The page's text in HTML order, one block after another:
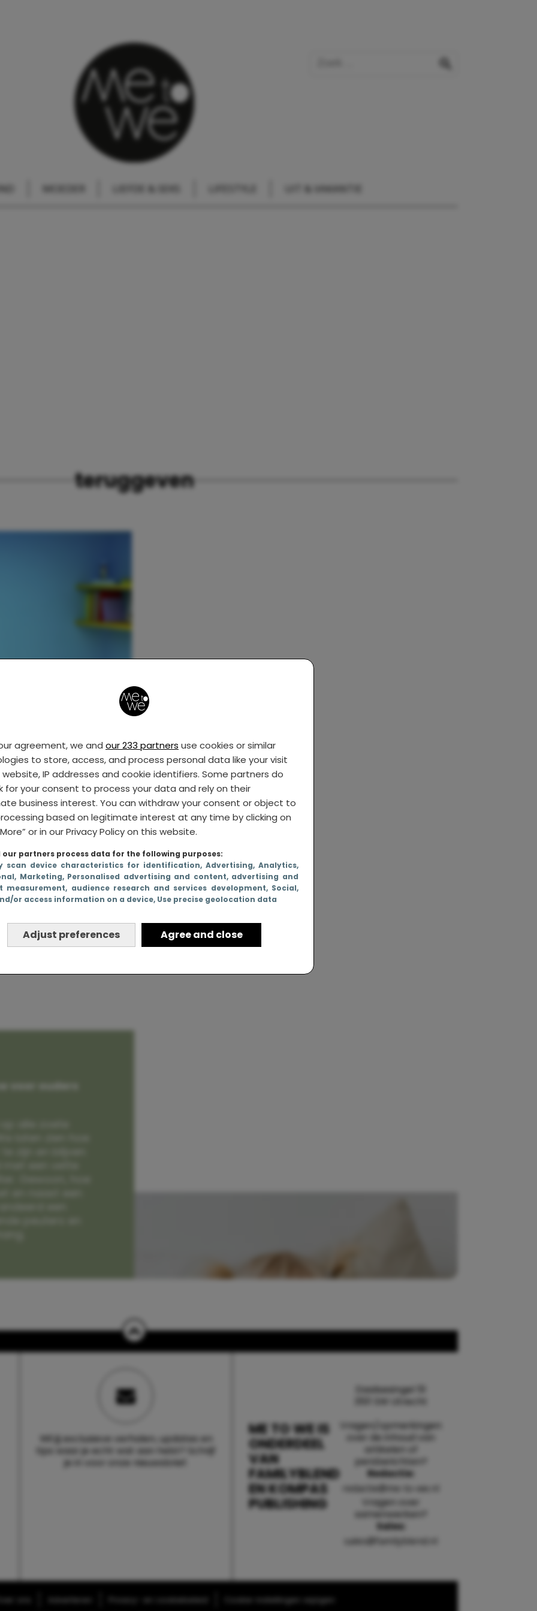
agreement, we and our 233 partners use cookies or similar
to store, access, and process personal data like your visit
IP addresses and cookie identifiers. Some partners do
for your consent to process your data and rely on their
business interest. You can withdraw your consent or object to
based on legitimate interest at any time by clicking on
or in our Privacy Policy on this website.
our partners process data for the following purposes:
scan device characteristics for identification, Advertising, Analytics,
, Marketing, Personalised advertising and content, advertising and
measurement, audience research and services development, Social,
or access information on a device, Use precise geolocation data
Adjust preferences Agree and close
MOEDER LIEFDE & SEKS UIT & VAKANTIE
teruggeven
2-
gaf
later
voor ouders
Wil jij exclusieve verhalen, updates en
tips waar je echt wat aan hebt? Schrijf
je in voor onze nieuwsbrief.
ME TO WE IS
ONDERDEEL
VAN
FAMILYBLEND
EN KOMPAS
PUBLISHING
Daalsesingel 51
3511 SW Utrecht
Vragen/opmerkingen
over de inhoud van
artikelen of
persberichten?
Redactie:
redactie@me-to-we.nl
Vragen over
samenwerken?
Sales:
sales@familyblend.nl
Cookie-instellingen wijzigen